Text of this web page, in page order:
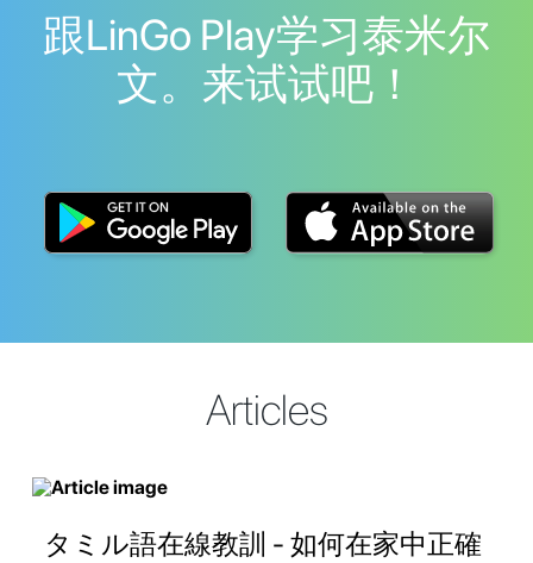
跟LinGo Play学习泰米尔
文。来试试吧！
Articles
タミル語在線教訓 - 如何在家中正確